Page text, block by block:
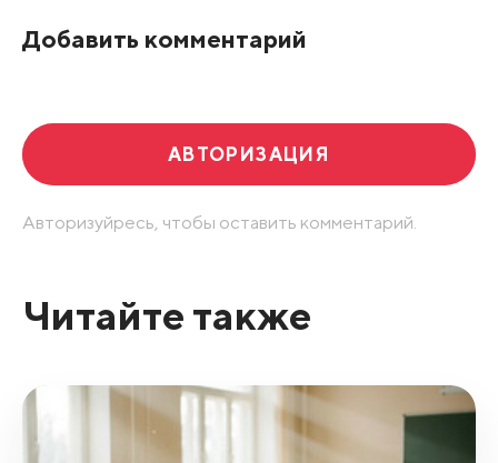
Добавить комментарий
АВТОРИЗАЦИЯ
Авторизуйресь, чтобы оставить комментарий.
Читайте также